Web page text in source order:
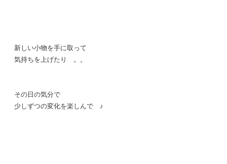
新しい小物を手に取って
気持ちを上げたり 。。
その日の気分で
少しずつの変化を楽しんで ♪